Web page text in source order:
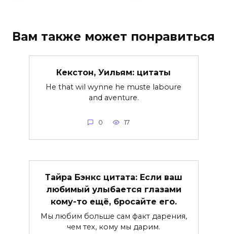
Вам также может понравиться
Кекстон, Уильям: цитаты
He that wil wynne he muste laboure
and aventure.
0 17
Тайра Бэнкс цитата: Если ваш
любимый улыбается глазами
кому-то ещё, бросайте его.
Мы любим больше сам факт дарения,
чем тех, кому мы дарим.